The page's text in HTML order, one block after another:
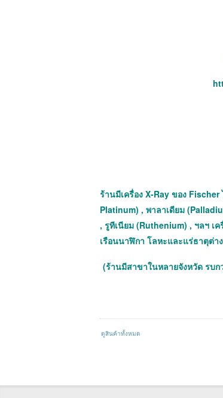
ร้านมีเครื่อง X-Ray ของ
Platinum) , พาลาเดียม
, รูทีเนียม (Ruthenium) , ฯลฯ เ
เรือนนาฬิกา โลหะและแร่ธาตุต่า
(ร้านมีสาขาในหลายจังหวัด รบ
ดูสินค้าทั้งหมด